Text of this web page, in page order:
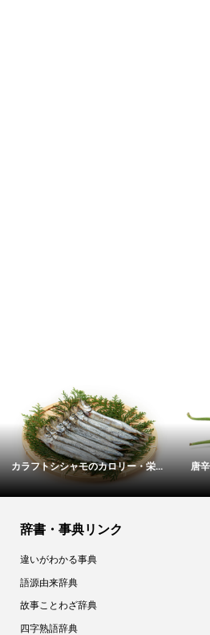
シ アトランティックサーモンのカロ...
辞書・事典リンク
違いがわかる事典
語源由来辞典
故事ことわざ辞典
四字熟語辞典